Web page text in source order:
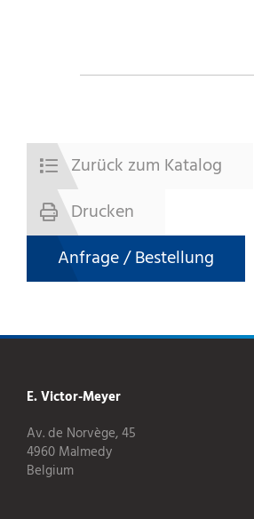
Zurück zum Katalog
Drucken
Anfrage / Bestellung
E. Victor-Meyer
Av. de Norvège, 45
4960 Malmedy
Belgium